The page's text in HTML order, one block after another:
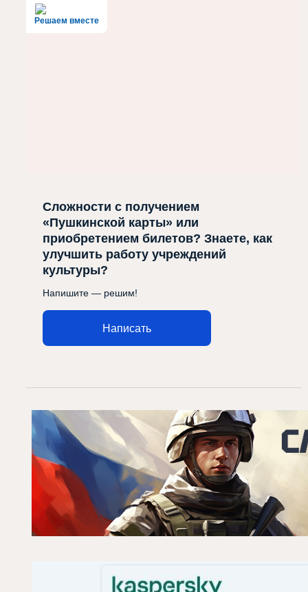
Решаем вместе
Сложности с получением
«Пушкинской карты» или
приобретением билетов? Знаете, как
улучшить работу учреждений
культуры?
Напишите — решим!
Написать